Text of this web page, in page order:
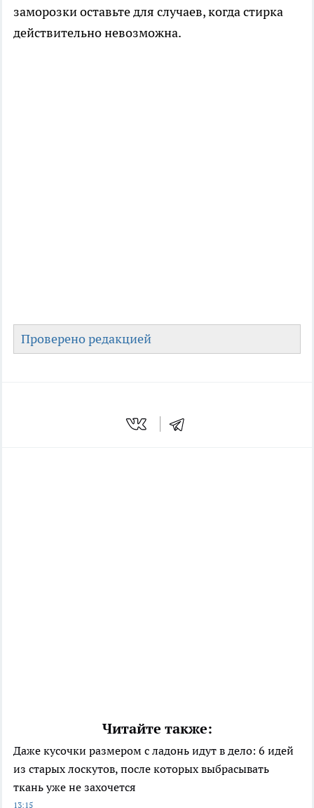
заморозки оставьте для случаев, когда стирка
действительно невозможна.
Проверено редакцией
Читайте также:
Даже кусочки размером с ладонь идут в дело: 6 идей
из старых лоскутов, после которых выбрасывать
ткань уже не захочется
13:15